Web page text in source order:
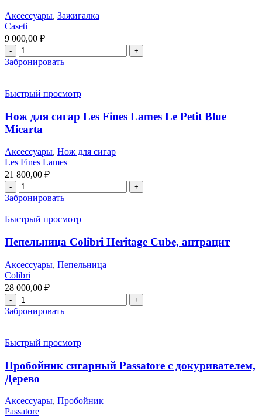
Аксессуары, Зажигалка
Caseti
9 000,00 ₽
Забронировать
Быстрый просмотр
Нож для сигар Les Fines Lames Le Petit Blue
Micarta
Аксессуары, Нож для сигар
Les Fines Lames
21 800,00 ₽
Забронировать
Быстрый просмотр
Пепельница Colibri Heritage Cube, антрацит
Аксессуары, Пепельница
Colibri
28 000,00 ₽
Забронировать
Быстрый просмотр
Пробойник сигарный Passatore c докуривателем,
Дерево
Аксессуары, Пробойник
Passatore